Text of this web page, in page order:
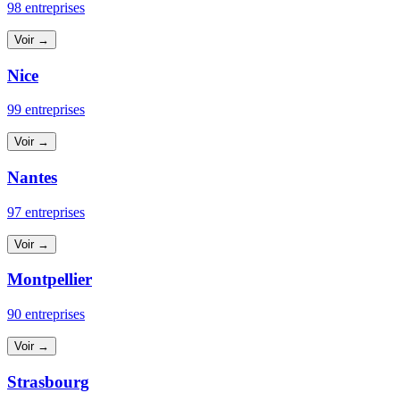
98 entreprises
Voir →
Nice
99 entreprises
Voir →
Nantes
97 entreprises
Voir →
Montpellier
90 entreprises
Voir →
Strasbourg